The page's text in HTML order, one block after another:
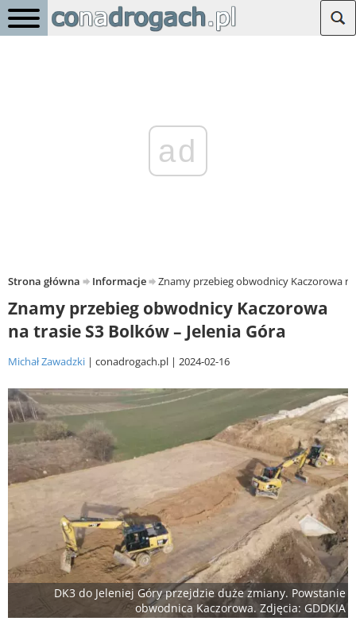
ad
Strona główna Informacje Znamy przebieg obwodnicy Kaczorowa
Znamy przebieg obwodnicy Kaczorowa
na trasie S3 Bolków – Jelenia Góra
Michał Zawadzki conadrogach.pl 2024-02-16
DK3 do Jeleniej Góry przejdzie duże zmiany. Powstanie
obwodnica Kaczorowa. Zdjęcia: GDDKIA